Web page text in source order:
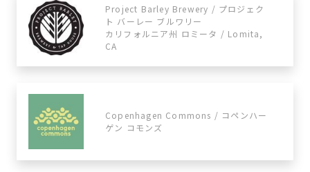
Project Barley Brewery / プロジェク
ト バーレー ブルワリー
カリフォルニア州 ロミータ / Lomita,
CA
Copenhagen Commons / コペンハー
ゲン コモンズ